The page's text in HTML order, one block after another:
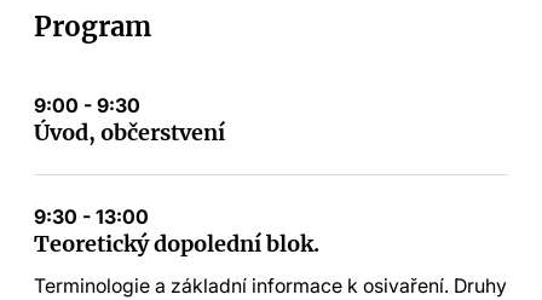
Program
9:00 - 9:30
Úvod, občerstvení
9:30 - 13:00
Teoretický dopolední blok.
Terminologie a základní informace k osivaření. Druhy